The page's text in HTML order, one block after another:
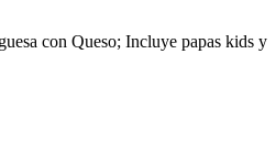
con Queso; Incluye papas kids y